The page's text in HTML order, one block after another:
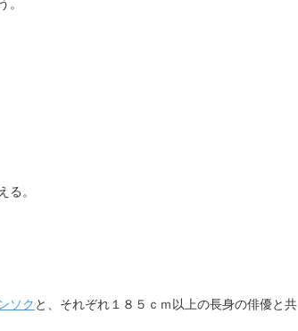
。
る。
ソク と、それぞれ１８５ｃｍ以上の長身の俳優と共